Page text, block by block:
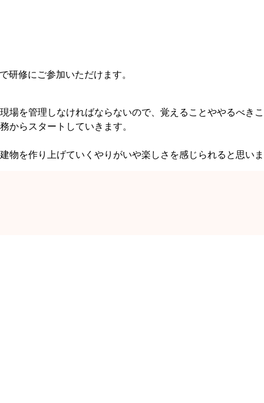
修にご参加いただけます。
場を管理しなければならないので、覚えることややるべき
からスタートしていきます。
物を作り上げていくやりがいや楽しさを感じられると思い